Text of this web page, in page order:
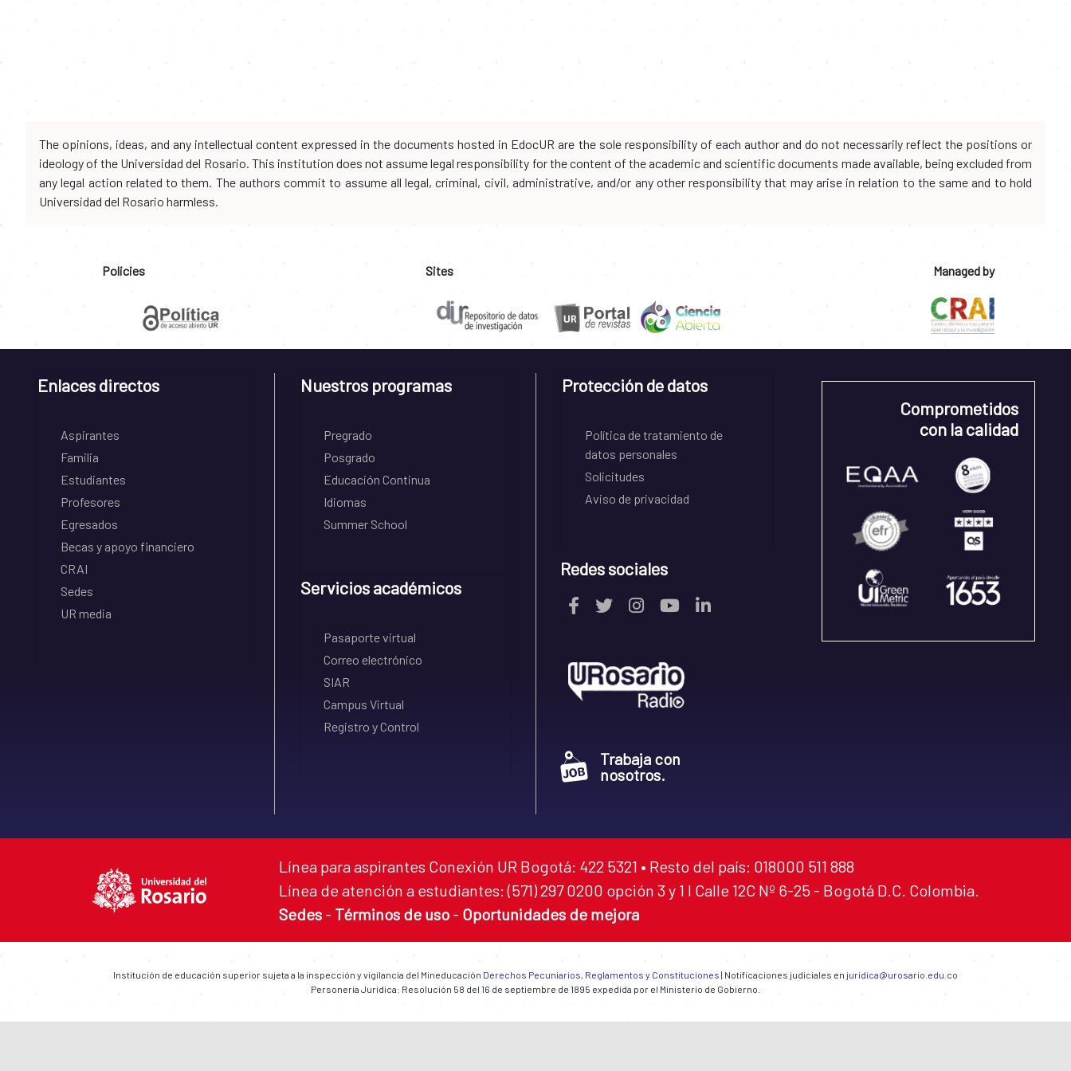
The opinions, ideas, and any intellectual content expressed in the documents hosted in EdocUR are the sole responsibility of each author and do not necessarily reflect the positions or
ideology of the Universidad del Rosario. This institution does not assume legal responsibility for the content of the academic and scientific documents made available, being excluded from
any legal action related to them. The authors commit to assume all legal, criminal, civil, administrative, and/or any other responsibility that may arise in relation to the same and to hold
Universidad del Rosario harmless.
Policies Sites Managed by
Enlaces directos
Aspirantes
Familia
Estudiantes
Profesores
Egresados
Becas y apoyo financiero
CRAI
Sedes
UR media
Nuestros programas
Pregrado
Posgrado
Educación Continua
Idiomas
Summer School
Servicios académicos
Pasaporte virtual
Correo electrónico
SIAR
Campus Virtual
Registro y Control
Protección de datos
Política de tratamiento de
datos personales
Solicitudes
Aviso de privacidad
Redes sociales
Trabaja con
nosotros.
Comprometidos
con la calidad
Línea para aspirantes Conexión UR Bogotá: 422 5321 • Resto del país: 018000 511 888
Línea de atención a estudiantes: (571) 297 0200 opción 3 y 1 I Calle 12C Nº 6-25 - Bogotá D.C. Colombia.
Sedes - Términos de uso - Oportunidades de mejora
Institución de educación superior sujeta a la inspección y vigilancia del Mineducación Derechos Pecuniarios, Reglamentos y Constituciones | Notificaciones judiciales en juridica@urosario.edu.co
Personería Jurídica: Resolución 58 del 16 de septiembre de 1895 expedida por el Ministerio de Gobierno.